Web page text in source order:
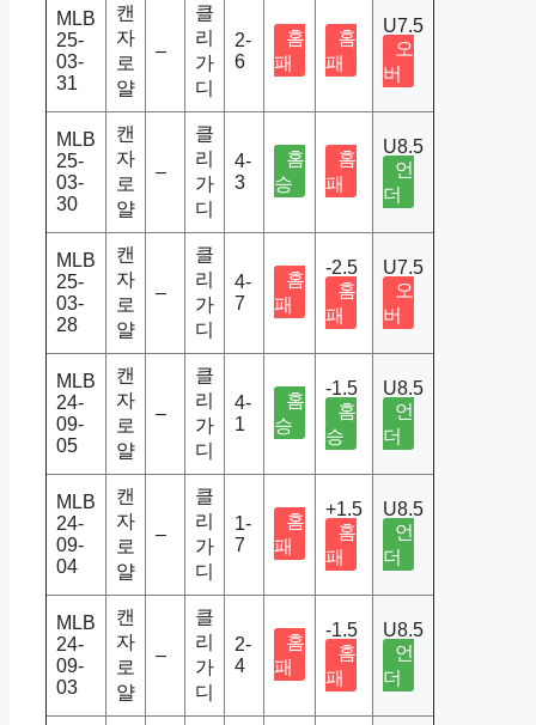
MLB
25-
03-
31
캔
자
로
얄
–
클
리
가
디
2-
6
홈
패
홈
패
U7.5
오
버
MLB
25-
03-
30
캔
자
로
얄
–
클
리
가
디
4-
3
홈
승
홈
패
U8.5
언
더
MLB
25-
03-
28
캔
자
로
얄
–
클
리
가
디
4-
7
홈
패
-2.5
홈
패
U7.5
오
버
MLB
24-
09-
05
캔
자
로
얄
–
클
리
가
디
4-
1
홈
승
-1.5
홈
승
U8.5
언
더
MLB
24-
09-
04
캔
자
로
얄
–
클
리
가
디
1-
7
홈
패
+1.5
홈
패
U8.5
언
더
MLB
24-
09-
03
캔
자
로
얄
–
클
리
가
디
2-
4
홈
패
-1.5
홈
패
U8.5
언
더